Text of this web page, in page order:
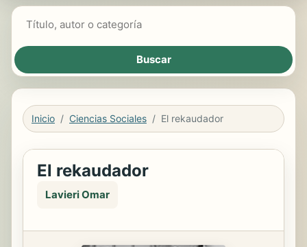
Inicio Ciencias Sociales El rekaudador
El rekaudador
Lavieri Omar